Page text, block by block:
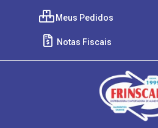
Meus Pedidos
Notas Fiscais